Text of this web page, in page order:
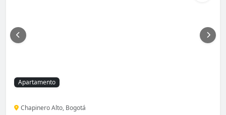
Apartamento
Chapinero Alto, Bogotá